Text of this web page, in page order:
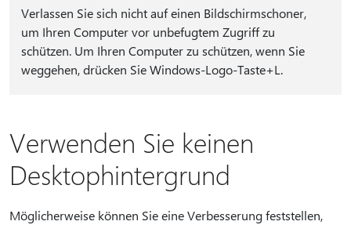
Verlassen Sie sich nicht auf einen Bildschirmschoner,
um Ihren Computer vor unbefugtem Zugriff zu
schützen. Um Ihren Computer zu schützen, wenn Sie
weggehen, drücken Sie Windows-Logo-Taste+L.
Verwenden Sie keinen
Desktophintergrund
Möglicherweise können Sie eine Verbesserung feststellen,